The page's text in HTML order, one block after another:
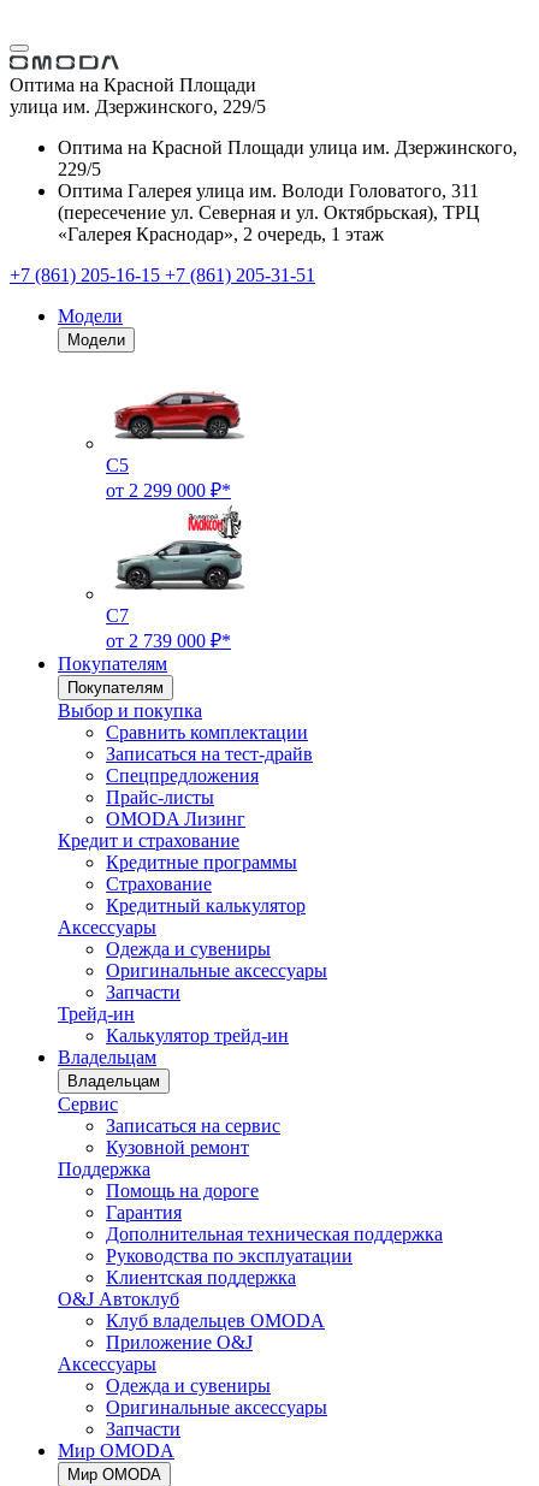
Оптима на Красной Площади
улица им. Дзержинского, 229/5
Оптима на Красной Площади улица им. Дзержинского,
229/5
Оптима Галерея улица им. Володи Головатого, 311
(пересечение ул. Северная и ул. Октябрьская), ТРЦ
«Галерея Краснодар», 2 очередь, 1 этаж
+7 (861) 205-16-15 +7 (861) 205-31-51
Модели
Модели
C5
от 2 299 000 ₽*
C7
от 2 739 000 ₽*
Покупателям
Покупателям
Выбор и покупка
Сравнить комплектации
Записаться на тест-драйв
Cпецпредложения
Прайс-листы
OMODA Лизинг
Кредит и страхование
Кредитные программы
Страхование
Кредитный калькулятор
Аксессуары
Одежда и сувениры
Оригинальные аксессуары
Запчасти
Трейд-ин
Калькулятор трейд-ин
Владельцам
Владельцам
Сервис
Записаться на сервис
Кузовной ремонт
Поддержка
Помощь на дороге
Гарантия
Дополнительная техническая поддержка
Руководства по эксплуатации
Клиентская поддержка
O&J Автоклуб
Клуб владельцев OMODA
Приложение O&J
Аксессуары
Одежда и сувениры
Оригинальные аксессуары
Запчасти
Мир OMODA
Мир OMODA